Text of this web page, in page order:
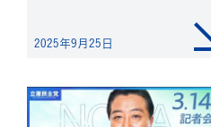
2025年9月25日